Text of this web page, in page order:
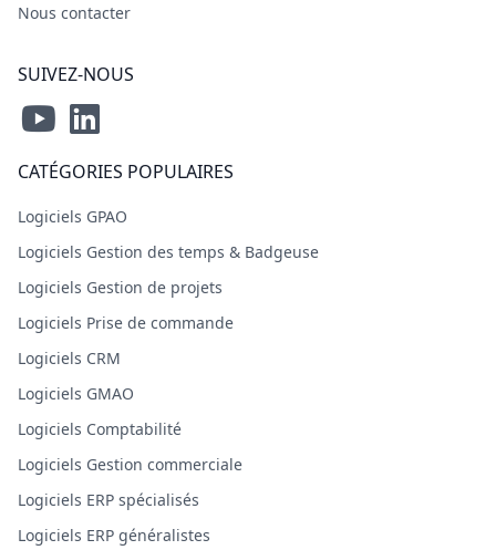
Nous contacter
SUIVEZ-NOUS
CATÉGORIES POPULAIRES
Logiciels GPAO
Logiciels Gestion des temps & Badgeuse
Logiciels Gestion de projets
Logiciels Prise de commande
Logiciels CRM
Logiciels GMAO
Logiciels Comptabilité
Logiciels Gestion commerciale
Logiciels ERP spécialisés
Logiciels ERP généralistes